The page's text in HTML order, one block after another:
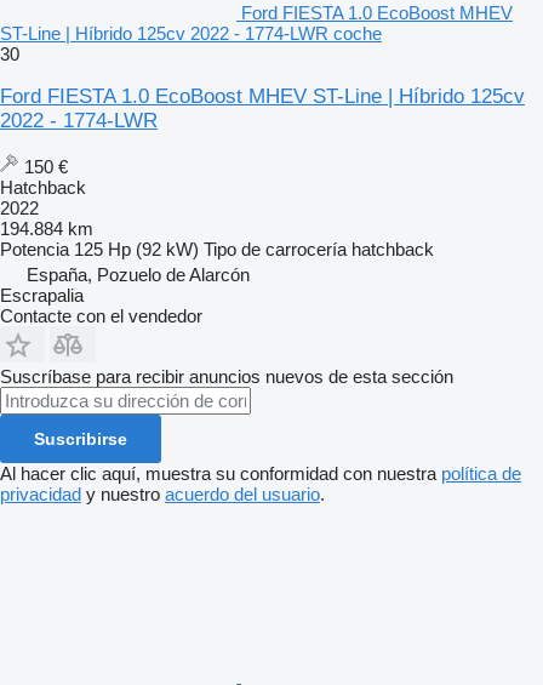
Ford FIESTA 1.0 EcoBoost MHEV
ST-Line | Híbrido 125cv 2022 - 1774-LWR coche
30
Ford FIESTA 1.0 EcoBoost MHEV ST-Line | Híbrido 125cv
2022 - 1774-LWR
150 €
Hatchback
2022
194.884 km
Potencia 125 Hp (92 kW) Tipo de carrocería hatchback
España, Pozuelo de Alarcón
Escrapalia
Contacte con el vendedor
Suscríbase para recibir anuncios nuevos de esta sección
Suscribirse
Al hacer clic aquí, muestra su conformidad con nuestra política de
privacidad y nuestro acuerdo del usuario.